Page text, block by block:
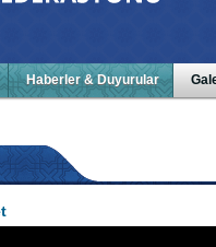
Haberler & Duyurular